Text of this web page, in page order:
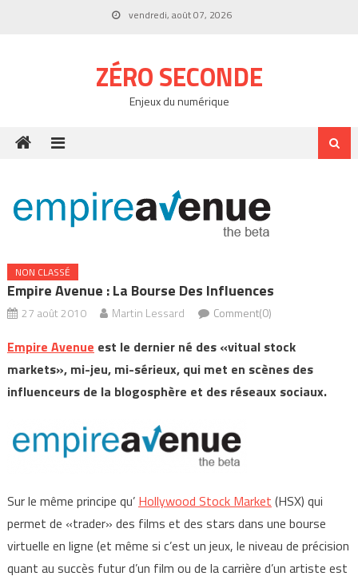
vendredi, août 07, 2026
ZÉRO SECONDE
Enjeux du numérique
NON CLASSÉ
Empire Avenue : La Bourse Des Influences
27 août 2010 Martin Lessard Comment(0)
Empire Avenue est le dernier né des «vitual stock
markets», mi-jeu, mi-sérieux, qui met en scènes des
influenceurs de la blogosphère et des réseaux sociaux.
Sur le même principe qu’ Hollywood Stock Market (HSX) qui
permet de «trader» des films et des stars dans une bourse
virtuelle en ligne (et même si c’est un jeux, le niveau de précision
quant au succès futur d’un film ou de la carrière d’un artiste est